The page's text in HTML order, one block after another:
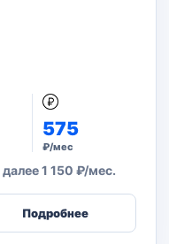
575
₽/мес
1 150 ₽/мес.
Подробнее